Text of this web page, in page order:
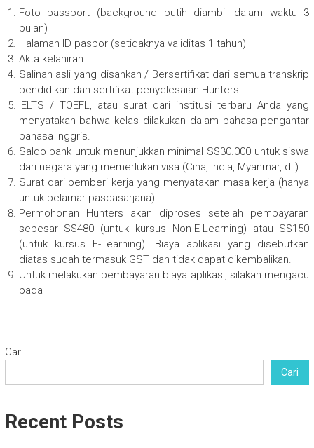
Foto passport (background putih diambil dalam waktu 3
bulan)
Halaman ID paspor (setidaknya validitas 1 tahun)
Akta kelahiran
Salinan asli yang disahkan / Bersertifikat dari semua transkrip
pendidikan dan sertifikat penyelesaian Hunters
IELTS / TOEFL, atau surat dari institusi terbaru Anda yang
menyatakan bahwa kelas dilakukan dalam bahasa pengantar
bahasa Inggris.
Saldo bank untuk menunjukkan minimal S$30.000 untuk siswa
dari negara yang memerlukan visa (Cina, India, Myanmar, dll)
Surat dari pemberi kerja yang menyatakan masa kerja (hanya
untuk pelamar pascasarjana)
Permohonan Hunters akan diproses setelah pembayaran
sebesar S$480 (untuk kursus Non-E-Learning) atau S$150
(untuk kursus E-Learning). Biaya aplikasi yang disebutkan
diatas sudah termasuk GST dan tidak dapat dikembalikan.
Untuk melakukan pembayaran biaya aplikasi, silakan mengacu
pada
Cari
Cari
Recent Posts